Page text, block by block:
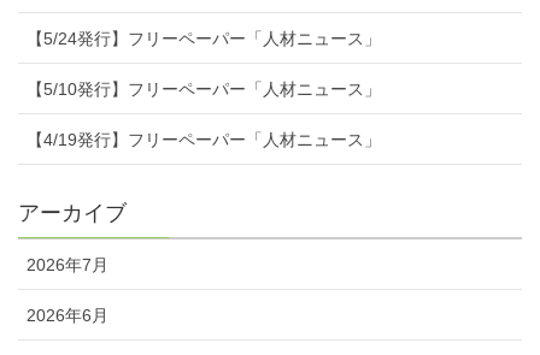
【5/24発行】フリーペーパー「人材ニュース」
【5/10発行】フリーペーパー「人材ニュース」
【4/19発行】フリーペーパー「人材ニュース」
アーカイブ
2026年7月
2026年6月